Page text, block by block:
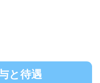
と待遇